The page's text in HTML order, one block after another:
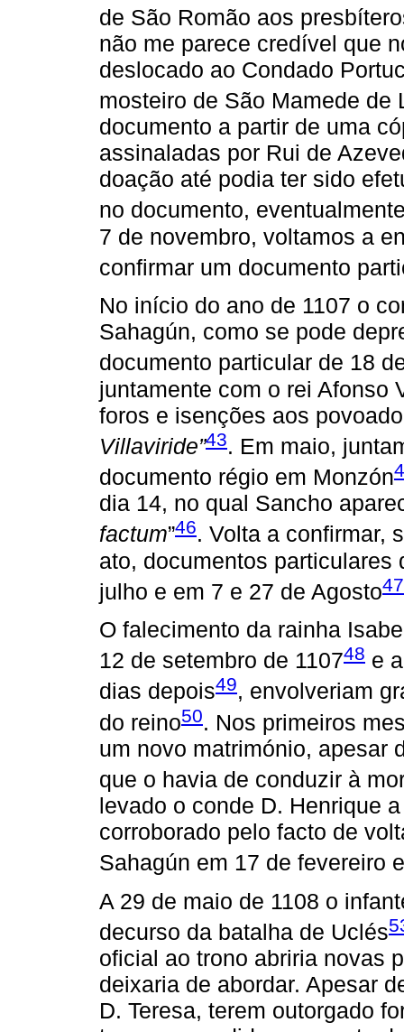
de São Romão aos
não me parece credível que
deslocado ao Condado
mosteiro de São Mamede de
documento a partir de uma
assinaladas por Rui de
doação até podia ter sido
no documento,
7 de novembro, voltamos a
confirmar um documento
No início do ano de 1107 o
Sahagún, como se pode
documento particular de 18
juntamente com o rei Afonso
foros e isenções aos
Villaviride”43. Em maio,
documento régio em Monzón
dia 14, no qual Sancho
factum”46. Volta a confirmar,
ato, documentos particulares
julho e em 7 e 27 de Agosto47
O falecimento da rainha
12 de setembro de 110748 e
dias depois49, envolveriam
do reino50. Nos primeiros
um novo matrimónio, apesar
que o havia de conduzir à
levado o conde D. Henrique
corroborado pelo facto de
Sahagún em 17 de fevereiro
A 29 de maio de 1108 o
decurso da batalha de Uclés
oficial ao trono abriria novas
deixaria de abordar. Apesar
D. Teresa, terem outorgado